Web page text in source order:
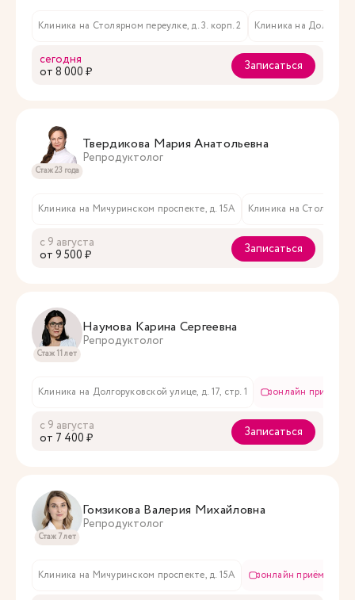
Клиника на Столярном переулке, д. 3. корп. 2 Клиника на
сегодня
oт 8 000 ₽
Записаться
Стаж 23 года
Твердикова Мария Анатольевна
Репродуктолог
Клиника на Мичуринском проспекте, д. 15А Клиника на Столярном
с 9 августа
oт 9 500 ₽
Записаться
Стаж 11 лет
Наумова Карина Сергеевна
Репродуктолог
Клиника на Долгоруковской улице, д. 17, стр. 1 онлайн приём
с 9 августа
oт 7 400 ₽
Записаться
Стаж 7 лет
Гомзикова Валерия Михайловна
Репродуктолог
Клиника на Мичуринском проспекте, д. 15А онлайн приём